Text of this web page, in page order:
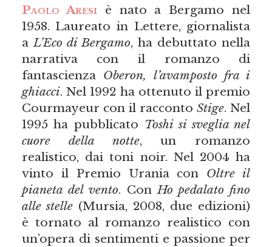
Paolo Aresiè nato a Bergamo nel
1958. Laureato in Lettere, giornalista
aL’Eco di Bergamo, ha debuttato nella
narrativa con il romanzo di
fantascienza Oberon, l’avamposto fra i
ghiacci. Nel 1992 ha ottenuto il premio
Courmayeur con il raccontoStige. Nel
1995 ha pubblicato Toshi si sveglia nel
cuore della notte, un romanzo
realistico, dai toni noir. Nel 2004 ha
vinto il Premio Urania con Oltre il
pianeta del vento. ConHo pedalato fino
alle stelle(Mursia, 2008, due edizioni)
è tornato al romanzo realistico con
un’opera di sentimenti e passione per